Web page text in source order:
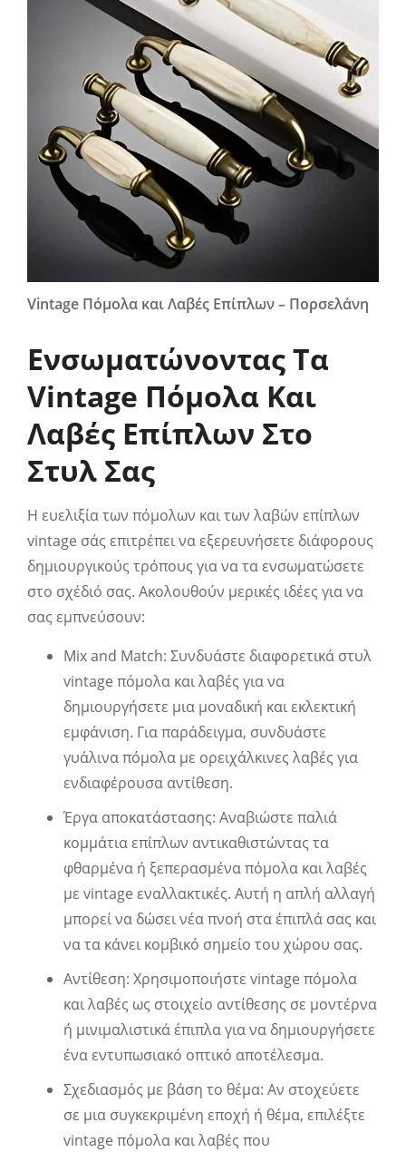
Vintage Πόμολα και Λαβές Επίπλων – Πορσελάνη
Ενσωματώνοντας Τα
Vintage Πόμολα Και
Λαβές Επίπλων Στο
Στυλ Σας
Η ευελιξία των πόμολων και των λαβών επίπλων
vintage σάς επιτρέπει να εξερευνήσετε διάφορους
δημιουργικούς τρόπους για να τα ενσωματώσετε
στο σχέδιό σας. Ακολουθούν μερικές ιδέες για να
σας εμπνεύσουν:
Mix and Match: Συνδυάστε διαφορετικά στυλ
vintage πόμολα και λαβές για να
δημιουργήσετε μια μοναδική και εκλεκτική
εμφάνιση. Για παράδειγμα, συνδυάστε
γυάλινα πόμολα με ορειχάλκινες λαβές για
ενδιαφέρουσα αντίθεση.
Έργα αποκατάστασης: Αναβιώστε παλιά
κομμάτια επίπλων αντικαθιστώντας τα
φθαρμένα ή ξεπερασμένα πόμολα και λαβές
με vintage εναλλακτικές. Αυτή η απλή αλλαγή
μπορεί να δώσει νέα πνοή στα έπιπλά σας και
να τα κάνει κομβικό σημείο του χώρου σας.
Αντίθεση: Χρησιμοποιήστε vintage πόμολα
και λαβές ως στοιχείο αντίθεσης σε μοντέρνα
ή μινιμαλιστικά έπιπλα για να δημιουργήσετε
ένα εντυπωσιακό οπτικό αποτέλεσμα.
Σχεδιασμός με βάση το θέμα: Αν στοχεύετε
σε μια συγκεκριμένη εποχή ή θέμα, επιλέξτε
vintage πόμολα και λαβές που